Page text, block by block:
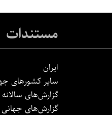
مستندات
ایران
سایر کشورهای
گزارش‌های سالانه
گزارش‌های جهانی